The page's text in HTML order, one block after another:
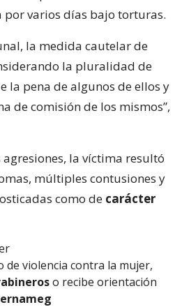
varios días bajo torturas.
la medida cautelar de
la pluralidad de
la pena de algunos de ellos y
de comisión de los mismos”,
agresiones, la víctima resultó
múltiples contusiones y
como de carácter
de violencia contra la mujer,
o recibe orientación